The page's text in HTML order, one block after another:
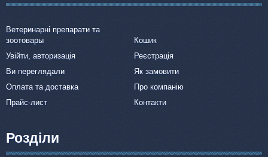
Ветеринарні препарати та
зоотовары
Кошик
Увійти, авторизація
Реєстрація
Ви переглядали
Як замовити
Оплата та доставка
Про компанію
Прайс-лист
Контакти
Розділи